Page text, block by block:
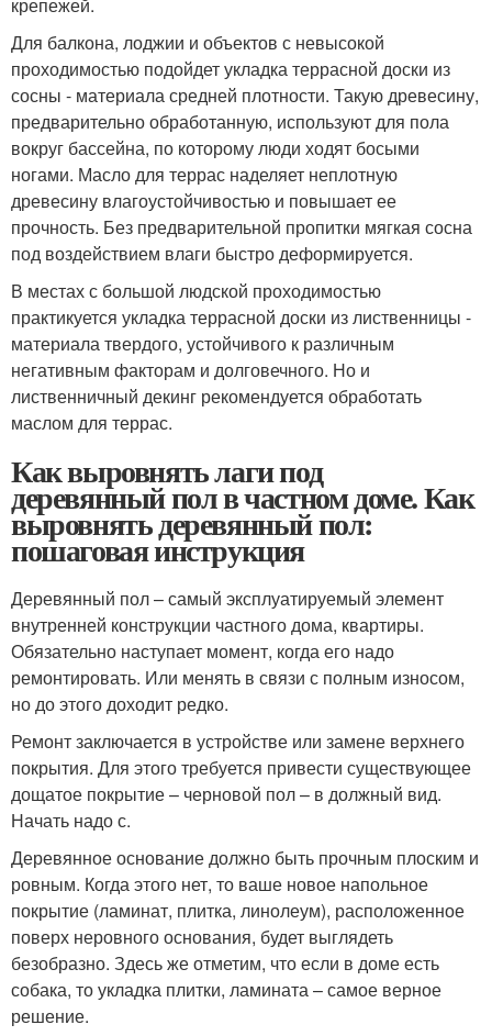
крепежей.
Для балкона, лоджии и объектов с невысокой
проходимостью подойдет укладка террасной доски из
сосны - материала средней плотности. Такую древесину,
предварительно обработанную, используют для пола
вокруг бассейна, по которому люди ходят босыми
ногами. Масло для террас наделяет неплотную
древесину влагоустойчивостью и повышает ее
прочность. Без предварительной пропитки мягкая сосна
под воздействием влаги быстро деформируется.
В местах с большой людской проходимостью
практикуется укладка террасной доски из лиственницы -
материала твердого, устойчивого к различным
негативным факторам и долговечного. Но и
лиственничный декинг рекомендуется обработать
маслом для террас.
Как выровнять лаги под
деревянный пол в частном доме. Как
выровнять деревянный пол:
пошаговая инструкция
Деревянный пол – самый эксплуатируемый элемент
внутренней конструкции частного дома, квартиры.
Обязательно наступает момент, когда его надо
ремонтировать. Или менять в связи с полным износом,
но до этого доходит редко.
Ремонт заключается в устройстве или замене верхнего
покрытия. Для этого требуется привести существующее
дощатое покрытие – черновой пол – в должный вид.
Начать надо с.
Деревянное основание должно быть прочным плоским и
ровным. Когда этого нет, то ваше новое напольное
покрытие (ламинат, плитка, линолеум), расположенное
поверх неровного основания, будет выглядеть
безобразно. Здесь же отметим, что если в доме есть
собака, то укладка плитки, ламината – самое верное
решение.